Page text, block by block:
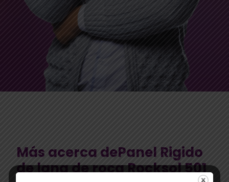
Más acerca dePanel Rigido
de lana de roca Rocksol 501